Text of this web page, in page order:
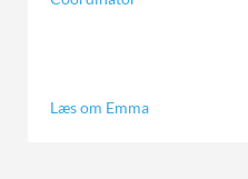
Læs om Emma